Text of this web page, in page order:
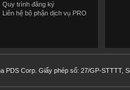
Quy trình đăng ký
Liên hệ bộ phận dịch vụ PRO
PDS Corp. Giấy phép số: 27/GP-STTTT,